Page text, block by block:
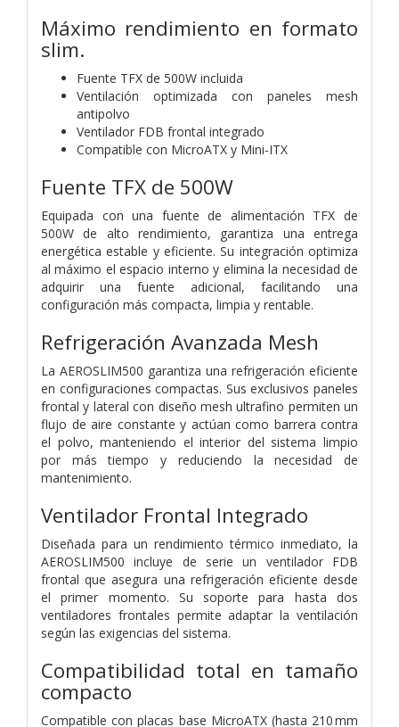
Máximo rendimiento en formato
slim.
Fuente TFX de 500W incluida
Ventilación optimizada con paneles mesh
antipolvo
Ventilador FDB frontal integrado
Compatible con MicroATX y Mini-ITX
Fuente TFX de 500W
Equipada con una fuente de alimentación TFX de
500W de alto rendimiento, garantiza una entrega
energética estable y eficiente. Su integración optimiza
al máximo el espacio interno y elimina la necesidad de
adquirir una fuente adicional, facilitando una
configuración más compacta, limpia y rentable.
Refrigeración Avanzada Mesh
La AEROSLIM500 garantiza una refrigeración eficiente
en configuraciones compactas. Sus exclusivos paneles
frontal y lateral con diseño mesh ultrafino permiten un
flujo de aire constante y actúan como barrera contra
el polvo, manteniendo el interior del sistema limpio
por más tiempo y reduciendo la necesidad de
mantenimiento.
Ventilador Frontal Integrado
Diseñada para un rendimiento térmico inmediato, la
AEROSLIM500 incluye de serie un ventilador FDB
frontal que asegura una refrigeración eficiente desde
el primer momento. Su soporte para hasta dos
ventiladores frontales permite adaptar la ventilación
según las exigencias del sistema.
Compatibilidad total en tamaño
compacto
Compatible con placas base MicroATX (hasta 210 mm